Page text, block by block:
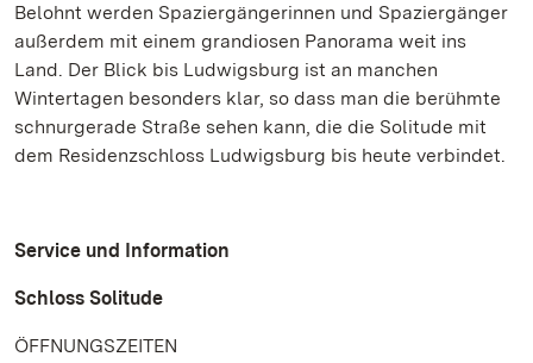
Belohnt werden Spaziergängerinnen und Spaziergänger
außerdem mit einem grandiosen Panorama weit ins
Land. Der Blick bis Ludwigsburg ist an manchen
Wintertagen besonders klar, so dass man die berühmte
schnurgerade Straße sehen kann, die die Solitude mit
dem Residenzschloss Ludwigsburg bis heute verbindet.
Service und Information
Schloss Solitude
ÖFFNUNGSZEITEN